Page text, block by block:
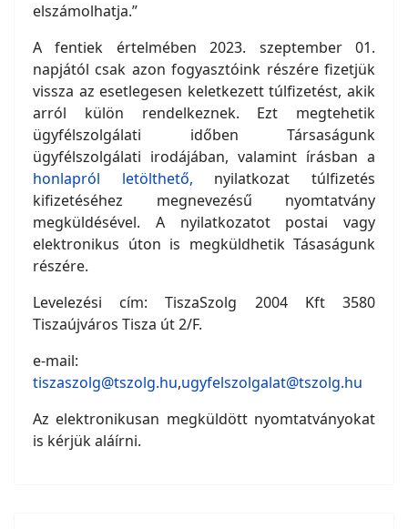
elszámolhatja.”
A fentiek értelmében 2023. szeptember 01.
napjától csak azon fogyasztóink részére fizetjük
vissza az esetlegesen keletkezett túlfizetést, akik
arról külön rendelkeznek. Ezt megtehetik
ügyfélszolgálati időben Társaságunk
ügyfélszolgálati irodájában, valamint írásban a
honlapról letölthető, nyilatkozat túlfizetés
kifizetéséhez megnevezésű nyomtatvány
megküldésével. A nyilatkozatot postai vagy
elektronikus úton is megküldhetik Tásaságunk
részére.
Levelezési cím: TiszaSzolg 2004 Kft 3580
Tiszaújváros Tisza út 2/F.
e-mail:
tiszaszolg@tszolg.hu,ugyfelszolgalat@tszolg.hu
Az elektronikusan megküldött nyomtatványokat
is kérjük aláírni.